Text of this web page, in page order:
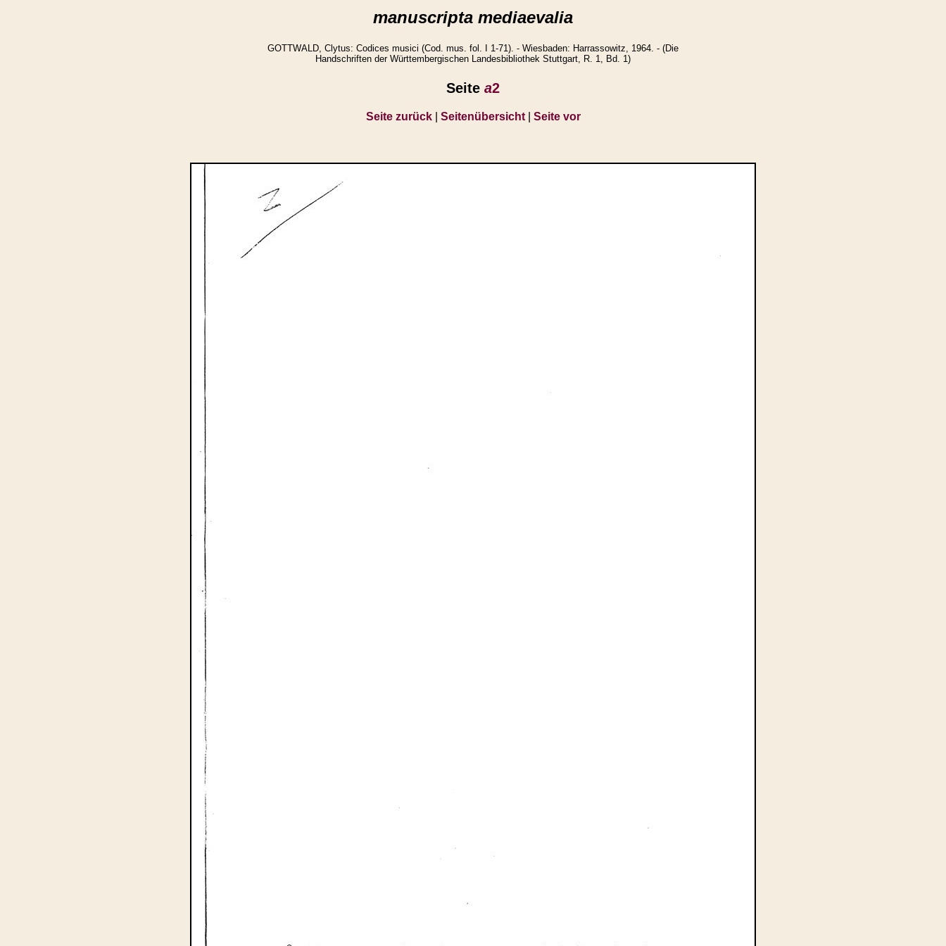
manuscripta mediaevalia
GOTTWALD, Clytus: Codices musici (Cod. mus. fol. I 1-71). - Wiesbaden: Harrassowitz, 1964. - (Die
Handschriften der Württembergischen Landesbibliothek Stuttgart, R. 1, Bd. 1)
Seite a2
Seite zurück| Seitenübersicht| Seite vor